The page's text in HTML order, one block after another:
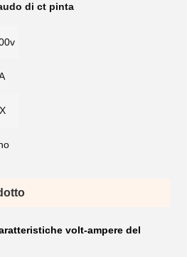
di ct pinta
volt-ampere del